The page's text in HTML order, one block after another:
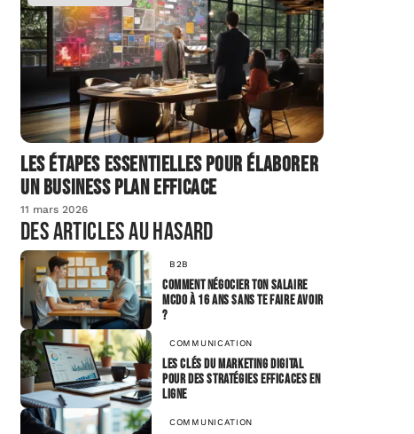
Les étapes essentielles pour élaborer
un business plan efficace
11 mars 2026
Des articles au hasard
B2B
Comment négocier ton salaire
McDo à 16 ans sans te faire avoir
?
COMMUNICATION
Les clés du marketing digital
pour des stratégies efficaces en
ligne
COMMUNICATION